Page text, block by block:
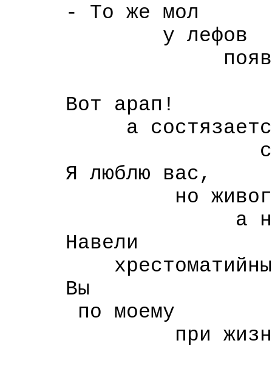
- То же мол
у лефов
Вот арап!
а
с
Я люблю вас,
но
а не
Навели
хрестоматийный
Вы
по моему
при